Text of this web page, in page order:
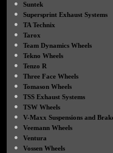
●
Suntek
●
Supersprint Exhaust Systems
●
TA Technix
●
Tarox
●
Team Dynamics Wheels
●
Tekno Wheels
●
Tenzo R
●
Three Face Wheels
●
Tomason Wheels
●
TSS Exhaust Systems
●
TSW Wheels
●
V-Maxx Suspensions and
●
Veemann Wheels
●
Ventura
●
Vossen Wheels